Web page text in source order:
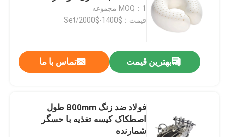
درباره ما
کنترل کیفیت
MOQ：1 مجموعه
قیمت：$1400-$2000/Set
بهترین قیمت تماس با ما
فولاد ضد زنگ 800mm طول
اصطکاک کیسه تغذیه با حسگر
شمارنده